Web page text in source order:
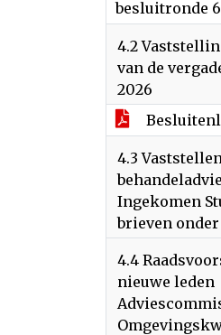
besluitronde
4.2
van de
2026
4.3
Ingekomen
brieven onder
4.4
nieuwe leden